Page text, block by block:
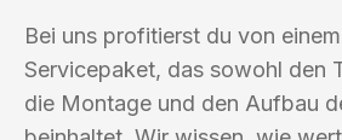
Bei uns profitierst du von
Servicepaket, das sowohl den
die Montage und den Aufbau